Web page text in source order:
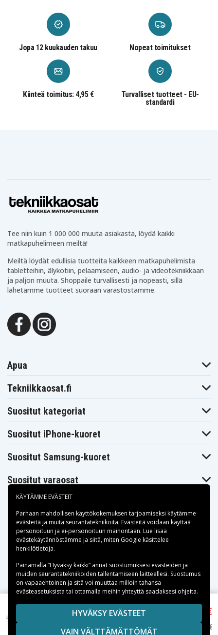
SiGN Lightning - HDMI -sovitin 5V, 1A -
12,90 €
18,50 €
Jopa 12 kuukauden takuu Nopeat toimitukset
Kiinteä toimitus: 4,95 €
Turvalliset tuotteet - EU-
standardi
Tee niin kuin 1 000 000 muuta asiakasta, löydä kaikki
matkapuhelimeen meiltä!
Meiltä löydät edullisia tuotteita kaikkeen matkapuhelimista
tabletteihin, älykotiin, pelaamiseen, audio- ja videotekniikkaan
ja paljon muuta. Shoppaile turvallisesti ja nopeasti, sillä
lähetämme tuotteet suoraan varastostamme.
Apua
Tekniikkaosat.fi
Suositut kategoriat
Suositut iPhone-kuoret
Suositut Samsung-kuoret
Suositut varaosat
Maksuvaihtoehdot
Toimitusvaihtoehdot
Copyright © 2026, Spares Nordic AB
SIVULLA MAINITUT TAVARAMERKIT OVAT OMISTAJIENSA
OMAISUUTTA.
KÄYTÄMME EVÄSTEIT
Parhaan mahdollisen käyttökokemuksen tarjoamiseksi käytämme
evästeitä ja muita seurantatekniikoita. Evästeitä voidaan käyttää
personoituun ja ei-personoituun mainontaan. Lue lisää
evästekäytännöstämme ja siitä, miten Google käsittelee
henkilötietoja.
Painamalla ”Hyväksy kaikki” annat suostumuksesi evästeiden ja
muiden seurantatekniikoiden tallentamiseen laitteellesi. Suostumus
on vapaaehtoinen ja sitä voi muuttaa milloin tahansa
evästeasetuksista tai ottamalla meihin yhteyttä saadaksesi ohjeita.
HYVÄKSY EVÄSTEET
VAIN VÄLTTÄMÄTTÖMÄT